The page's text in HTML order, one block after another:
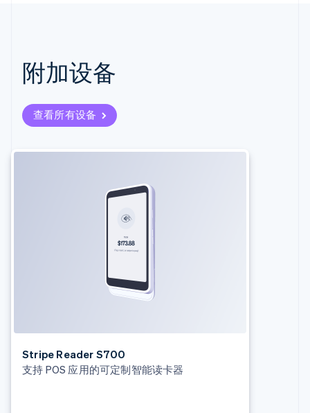
附加设备
查看所有设备
Stripe Reader S700
支持 POS 应用的可定制智能读卡器